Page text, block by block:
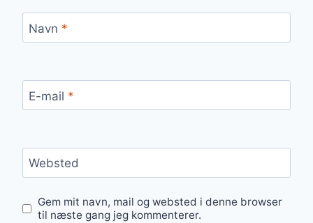
Navn *
E-mail *
Websted
Gem mit navn, mail og websted i denne browser
til næste gang jeg kommenterer.